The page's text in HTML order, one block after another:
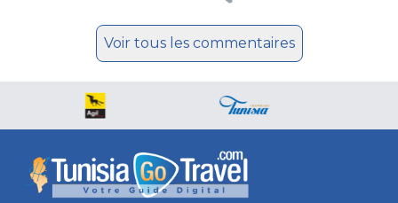
Voir tous les commentaires